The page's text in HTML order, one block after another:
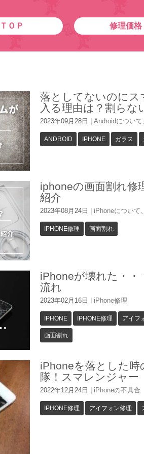
ＴＯＰ 修理価格
落としてないのに
入る理由は？割らな
2023年09月28日 Androidについて
ANDROID IPHONE ガラス
iphoneの画面割れ修
紹介
2023年08月24日 iPhoneについて、
IPHONE修理 画面割れ
iPhoneが壊れた・
流れ
2023年02月16日 iPhone修理
IPHONE IPHONE修理 アイフ
画面割れ
iPhoneを落とした
隊！スマレンジャー
2022年12月24日 iPhoneの不具合
IPHONE修理 アイフォン修理